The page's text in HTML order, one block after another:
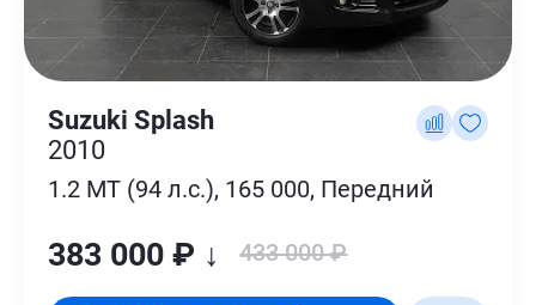
Suzuki Splash
2010
1.2 MT (94 л.с.), 165 000, Передний
383 000 ₽ ↓ 433 000 ₽